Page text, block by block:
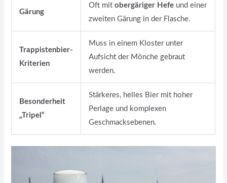
Gärung
Oft mitobergäriger Hefe und einer
zweiten Gärung in der Flasche.
Trappistenbier-
Kriterien
Muss in einem Kloster unter
Aufsicht der Mönche gebraut
werden.
Besonderheit
„Tripel“
Stärkeres, helles Bier mit hoher
Perlage und komplexen
Geschmacksebenen.